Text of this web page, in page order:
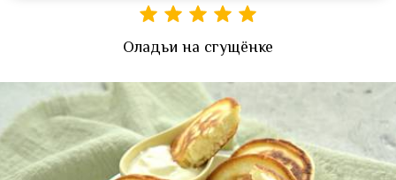
Оладьи на сгущёнке